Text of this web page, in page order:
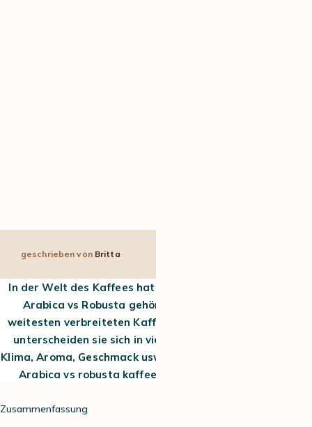
geschrieben von Britta
In der Welt des Kaffees hat fast jeder schon einmal von
Arabica vs Robusta gehört. Sie sind die beiden am
weitesten verbreiteten Kaffeesorten der Welt. Dennoch
unterscheiden sie sich in vielerlei Hinsicht: Anbauland,
Klima, Aroma, Geschmack usw. Daher stellt sich die Frage:
Arabica vs robusta kaffee: was ist der unterschied?
Zusammenfassung